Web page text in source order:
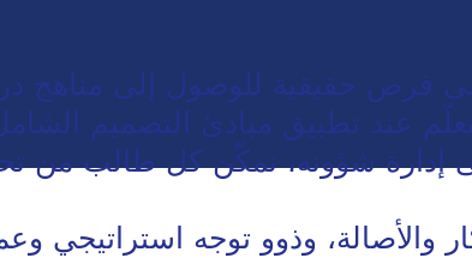
فرص حقيقية للوصول إلى مناهج
عند تطبيق مبادئ التصميم
إدارة شؤونه، نمكّن كل طالب من
والأصالة، وذوو توجه استراتيجي